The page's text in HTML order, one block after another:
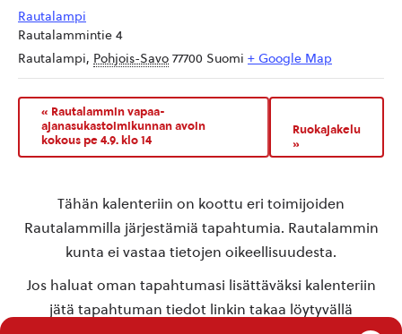
Rautalampi
Rautalammintie 4
Rautalampi, Pohjois-Savo 77700 Suomi + Google Map
« Rautalammin vapaa-
ajanasukastoimikunnan avoin
kokous pe 4.9. klo 14
Ruokajakelu
»
Tähän kalenteriin on koottu eri toimijoiden
Rautalammilla järjestämiä tapahtumia. Rautalammin
kunta ei vastaa tietojen oikeellisuudesta.
Jos haluat oman tapahtumasi lisättäväksi kalenteriin
jätä tapahtuman tiedot linkin takaa löytyvällä